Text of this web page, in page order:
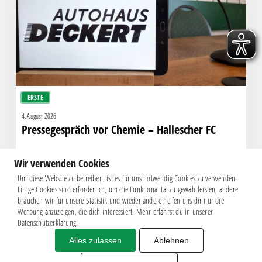
ERSTE
Hallescher
FC
4. August 2026
Pressegespräch vor Chemie – Hallescher FC
Impressum|Datenschutz
Wir verwenden Cookies
Um diese Website zu betreiben, ist es für uns notwendig Cookies zu verwenden.
Einige Cookies sind erforderlich, um die Funktionalität zu gewährleisten, andere
brauchen wir für unsere Statistik und wieder andere helfen uns dir nur die
Werbung anzuzeigen, die dich interessiert. Mehr erfährst du in unserer
Datenschutzerklärung.
Alles zulassen Ablehnen